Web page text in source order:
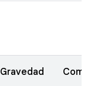
Gravedad